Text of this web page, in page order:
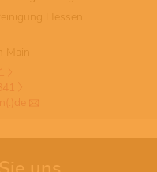
Hessen